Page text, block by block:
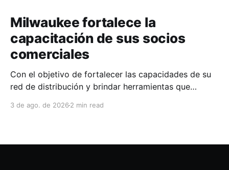
Milwaukee fortalece la
capacitación de sus socios
comerciales
Con el objetivo de fortalecer las capacidades de su
red de distribución y brindar herramientas que
técnico, Milwaukee llevó a cabo una capacitación
3 de ago. de 2026 2 min read